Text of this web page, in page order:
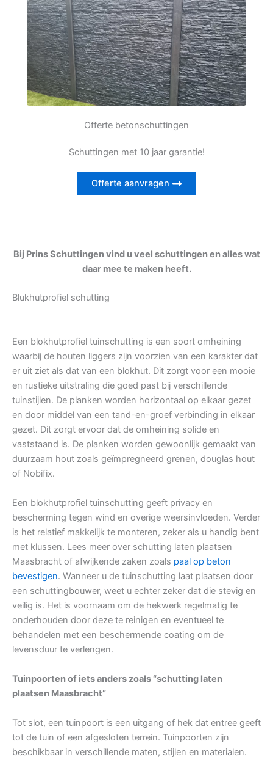
Offerte betonschuttingen
Schuttingen met 10 jaar garantie!
Offerte aanvragen
Bij Prins Schuttingen vind u veel schuttingen en alles wat
daar mee te maken heeft.
Blukhutprofiel schutting
Een blokhutprofiel tuinschutting is een soort omheining
waarbij de houten liggers zijn voorzien van een karakter dat
er uit ziet als dat van een blokhut. Dit zorgt voor een mooie
en rustieke uitstraling die goed past bij verschillende
tuinstijlen. De planken worden horizontaal op elkaar gezet
en door middel van een tand-en-groef verbinding in elkaar
gezet. Dit zorgt ervoor dat de omheining solide en
vaststaand is. De planken worden gewoonlijk gemaakt van
duurzaam hout zoals geïmpregneerd grenen, douglas hout
of Nobifix.
Een blokhutprofiel tuinschutting geeft privacy en
bescherming tegen wind en overige weersinvloeden. Verder
is het relatief makkelijk te monteren, zeker als u handig bent
met klussen. Lees meer over schutting laten plaatsen
Maasbracht of afwijkende zaken zoals paal op beton
bevestigen. Wanneer u de tuinschutting laat plaatsen door
een schuttingbouwer, weet u echter zeker dat die stevig en
veilig is. Het is voornaam om de hekwerk regelmatig te
onderhouden door deze te reinigen en eventueel te
behandelen met een beschermende coating om de
levensduur te verlengen.
Tuinpoorten of iets anders zoals “schutting laten
plaatsen Maasbracht”
Tot slot, een tuinpoort is een uitgang of hek dat entree geeft
tot de tuin of een afgesloten terrein. Tuinpoorten zijn
beschikbaar in verschillende maten, stijlen en materialen.